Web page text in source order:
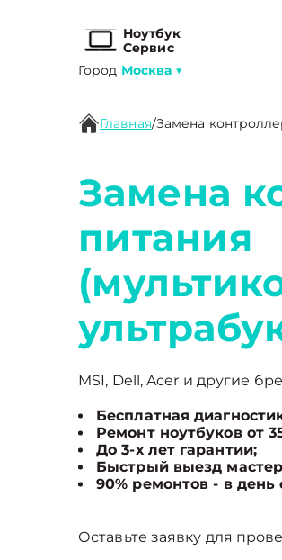
Ноутбук
Сервис
Город Москва ▼
Главная/Замена
Замена
питания
MSI, Dell, Acer и другие
Бесплатная
Ремонт ноутбуков от
До 3-х лет гарантии;
Быстрый выезд
90% ремонтов - в
Оставьте заявку для